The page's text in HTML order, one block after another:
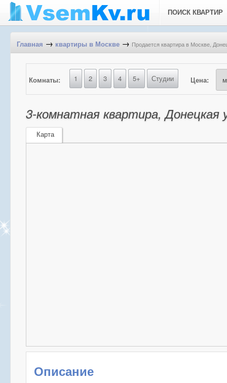
ПОИСК КВАРТИР
Главная → квартиры в Москве → Продается квартира в Москве,
Комнаты: 1 2 3 4 5+ Студии Цена:
3-комнатная квартира, Донецкая
Карта
Описание